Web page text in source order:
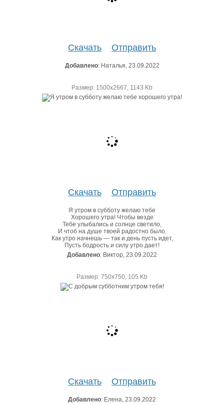
Скачать Отправить
Добавлено: Наталья, 23.09.2022
Размер: 1500х2667, 1143 Kb
Скачать Отправить
Я утром в субботу желаю тебе
Хорошего утра! Чтобы везде
Тебе улыбались и солнце светило,
И чтоб на душе твоей радостно было.
Как утро начнешь — так и день пусть идет,
Пусть бодрость и силу утро дает!
Добавлено: Виктор, 23.09.2022
Размер: 750х750, 105 Kb
Скачать Отправить
Добавлено: Елена, 23.09.2022